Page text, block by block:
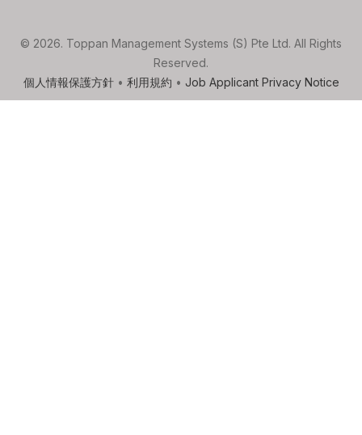
© 2026. Toppan Management Systems (S) Pte Ltd. All Rights
Reserved.
個人情報保護方針 • 利用規約 • Job Applicant Privacy Notice